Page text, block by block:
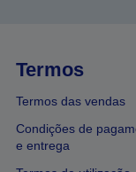
Termos
Termos das vendas
Condições de
e entrega